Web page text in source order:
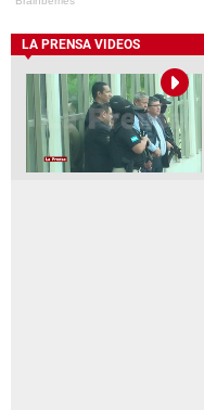
LA PRENSA VIDEOS